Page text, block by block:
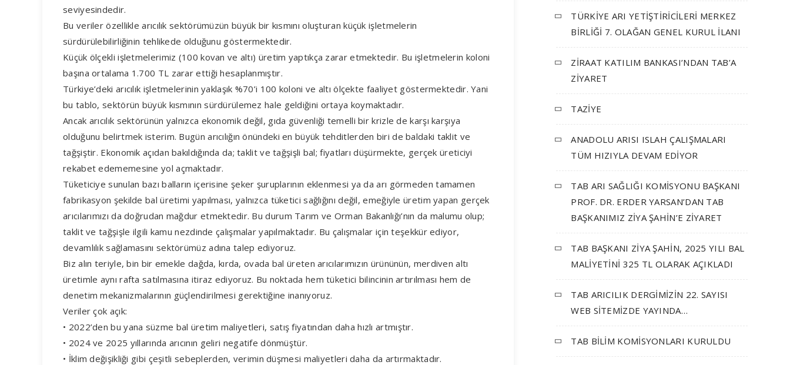
seviyesindedir.
Bu veriler özellikle arıcılık sektörümüzün büyük bir kısmını oluşturan küçük işletmelerin
sürdürülebilirliğinin tehlikede olduğunu göstermektedir.
Küçük ölçekli işletmelerimiz (100 kovan ve altı) üretim yaptıkça zarar etmektedir. Bu işletmelerin koloni
başına ortalama 1.700 TL zarar ettiği hesaplanmıştır.
Türkiye’deki arıcılık işletmelerinin yaklaşık %70’i 100 koloni ve altı ölçekte faaliyet göstermektedir. Yani
bu tablo, sektörün büyük kısmının sürdürülemez hale geldiğini ortaya koymaktadır.
Ancak arıcılık sektörünün yalnızca ekonomik değil, gıda güvenliği temelli bir krizle de karşı karşıya
olduğunu belirtmek isterim. Bugün arıcılığın önündeki en büyük tehditlerden biri de baldaki taklit ve
tağşiştir. Ekonomik açıdan bakıldığında da; taklit ve tağşişli bal; fiyatları düşürmekte, gerçek üreticiyi
rekabet edememesine yol açmaktadır.
Tüketiciye sunulan bazı balların içerisine şeker şuruplarının eklenmesi ya da arı görmeden tamamen
fabrikasyon şekilde bal üretimi yapılması, yalnızca tüketici sağlığını değil, emeğiyle üretim yapan gerçek
arıcılarımızı da doğrudan mağdur etmektedir. Bu durum Tarım ve Orman Bakanlığı’nın da malumu olup;
taklit ve tağşişle ilgili kamu nezdinde çalışmalar yapılmaktadır. Bu çalışmalar için teşekkür ediyor,
devamlılık sağlamasını sektörümüz adına talep ediyoruz.
Biz alın teriyle, bin bir emekle dağda, kırda, ovada bal üreten arıcılarımızın ürününün, merdiven altı
üretimle aynı rafta satılmasına itiraz ediyoruz. Bu noktada hem tüketici bilincinin artırılması hem de
denetim mekanizmalarının güçlendirilmesi gerektiğine inanıyoruz.
Veriler çok açık:
• 2022’den bu yana süzme bal üretim maliyetleri, satış fiyatından daha hızlı artmıştır.
• 2024 ve 2025 yıllarında arıcının geliri negatife dönmüştür.
• İklim değişikliği gibi çeşitli sebeplerden, verimin düşmesi maliyetleri daha da artırmaktadır.
TÜRKİYE ARI YETİŞTİRİCİLERİ MERKEZ
BİRLİĞİ 7. OLAĞAN GENEL KURUL İLANI
ZİRAAT KATILIM BANKASI’NDAN TAB’A
ZİYARET
TAZİYE
ANADOLU ARISI ISLAH ÇALIŞMALARI
TÜM HIZIYLA DEVAM EDİYOR
TAB ARI SAĞLIĞI KOMİSYONU BAŞKANI
PROF. DR. ERDER YARSAN’DAN TAB
BAŞKANIMIZ ZİYA ŞAHİN’E ZİYARET
TAB BAŞKANI ZİYA ŞAHİN, 2025 YILI BAL
MALİYETİNİ 325 TL OLARAK AÇIKLADI
TAB ARICILIK DERGİMİZİN 22. SAYISI
WEB SİTEMİZDE YAYINDA…
TAB BİLİM KOMİSYONLARI KURULDU